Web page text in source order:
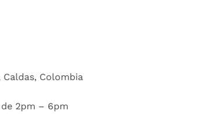
Colombia
2pm – 6pm